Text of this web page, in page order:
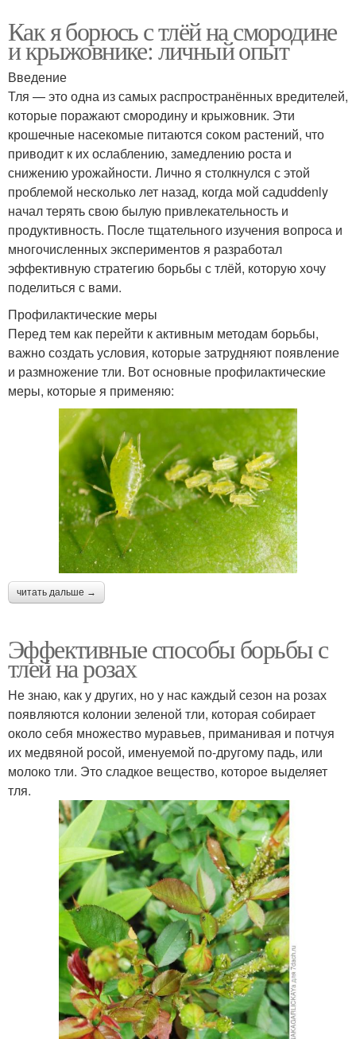
Как я борюсь с тлёй на смородине
и крыжовнике: личный опыт
Введение
Тля — это одна из самых распространённых вредителей,
которые поражают смородину и крыжовник. Эти
крошечные насекомые питаются соком растений, что
приводит к их ослаблению, замедлению роста и
снижению урожайности. Лично я столкнулся с этой
проблемой несколько лет назад, когда мой садuddenly
начал терять свою былую привлекательность и
продуктивность. После тщательного изучения вопроса и
многочисленных экспериментов я разработал
эффективную стратегию борьбы с тлёй, которую хочу
поделиться с вами.
Профилактические меры
Перед тем как перейти к активным методам борьбы,
важно создать условия, которые затрудняют появление
и размножение тли. Вот основные профилактические
меры, которые я применяю:
читать дальше →
Эффективные способы борьбы с
тлей на розах
Не знаю, как у других, но у нас каждый сезон на розах
появляются колонии зеленой тли, которая собирает
около себя множество муравьев, приманивая и потчуя
их медвяной росой, именуемой по-другому падь, или
молоко тли. Это сладкое вещество, которое выделяет
тля.